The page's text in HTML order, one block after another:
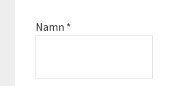
Namn *